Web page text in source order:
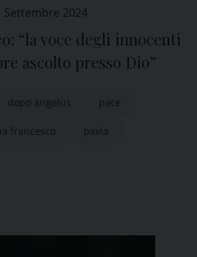
Settembre 2024
“la voce degli innocenti
ascolto presso Dio”
dopo angelus pace
francesco pavia